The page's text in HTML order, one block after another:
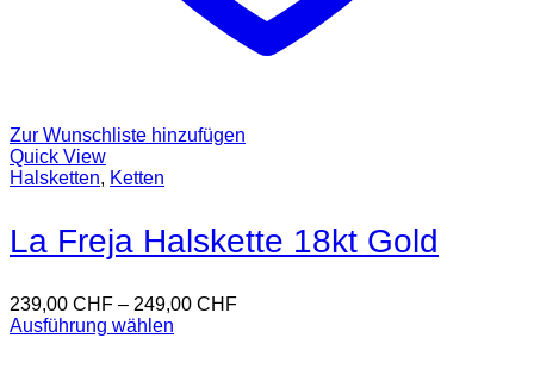
Zur Wunschliste hinzufügen
Quick View
Halsketten, Ketten
La Freja Halskette 18kt Gold
239,00 CHF – 249,00 CHF
Ausführung wählen